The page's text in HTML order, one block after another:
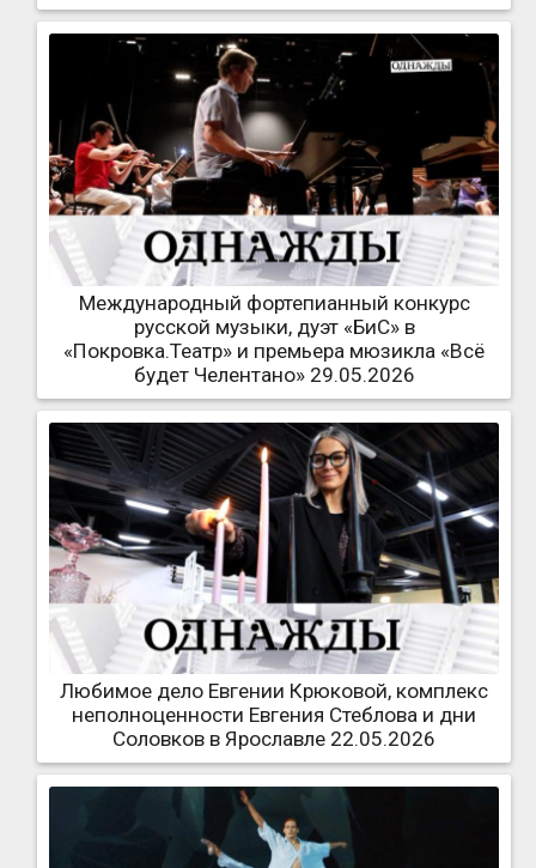
Международный фортепианный конкурс
русской музыки, дуэт «БиС» в
«Покровка.Театр» и премьера мюзикла «Всё
будет Челентано» 29.05.2026
Любимое дело Евгении Крюковой, комплекс
неполноценности Евгения Стеблова и дни
Соловков в Ярославле 22.05.2026